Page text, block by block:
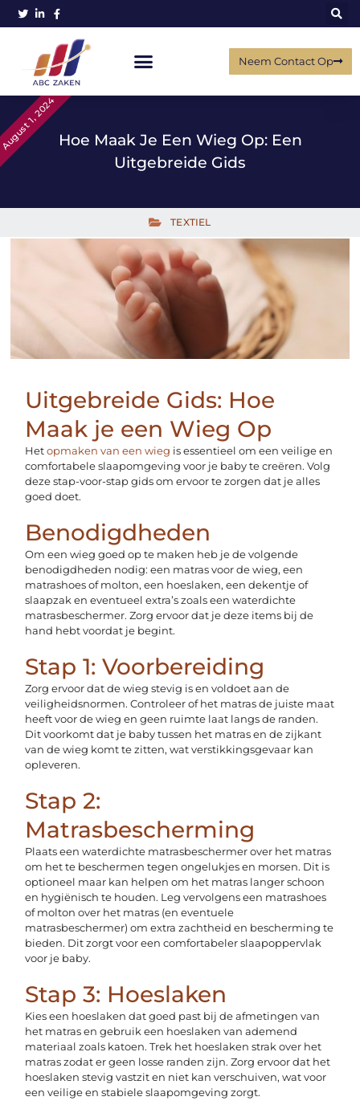
Neem Contact Op
Hoe Maak Je Een Wieg Op: Een
Uitgebreide Gids
1, 2024
TEXTIEL
Uitgebreide Gids: Hoe
Maak je een Wieg Op
Hetopmaken van een wieg is essentieel om een veilige en
comfortabele slaapomgeving voor je baby te creëren. Volg
deze stap-voor-stap gids om ervoor te zorgen dat je alles
goed doet.
Benodigdheden
Om een wieg goed op te maken heb je de volgende
benodigdheden nodig: een matras voor de wieg, een
matrashoes of molton, een hoeslaken, een dekentje of
slaapzak en eventueel extra’s zoals een waterdichte
matrasbeschermer. Zorg ervoor dat je deze items bij de
hand hebt voordat je begint.
Stap 1: Voorbereiding
Zorg ervoor dat de wieg stevig is en voldoet aan de
veiligheidsnormen. Controleer of het matras de juiste maat
heeft voor de wieg en geen ruimte laat langs de randen.
Dit voorkomt dat je baby tussen het matras en de zijkant
van de wieg komt te zitten, wat verstikkingsgevaar kan
opleveren.
Stap 2:
Matrasbescherming
Plaats een waterdichte matrasbeschermer over het matras
om het te beschermen tegen ongelukjes en morsen. Dit is
optioneel maar kan helpen om het matras langer schoon
en hygiënisch te houden. Leg vervolgens een matrashoes
of molton over het matras (en eventuele
matrasbeschermer) om extra zachtheid en bescherming te
bieden. Dit zorgt voor een comfortabeler slaapoppervlak
voor je baby.
Stap 3: Hoeslaken
Kies een hoeslaken dat goed past bij de afmetingen van
het matras en gebruik een hoeslaken van ademend
materiaal zoals katoen. Trek het hoeslaken strak over het
matras zodat er geen losse randen zijn. Zorg ervoor dat het
hoeslaken stevig vastzit en niet kan verschuiven, wat voor
een veilige en stabiele slaapomgeving zorgt.